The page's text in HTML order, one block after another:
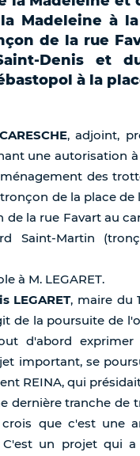
Madeleine à
de la rue
Denis et
à la
, adjoint,
une autorisation
des
de la place de
de la rue Favart au
Saint-Martin
à M. LEGARET.
LEGARET, maire du
de la poursuite de
d'abord
important, se
REINA, qui
dernière tranche de
crois que c'est une
C'est un projet qui